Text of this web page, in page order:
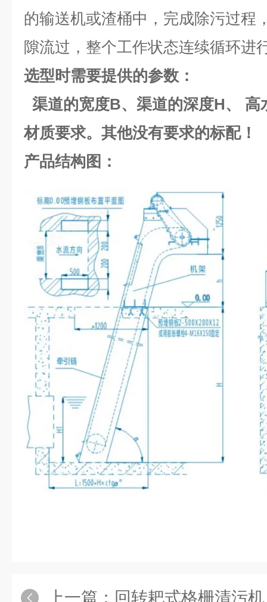
的输送机或渣桶中，完成除污过程
隙流过，整个工作状态连续循环进
选型时需要提供的参数：
渠道的宽度B、渠道的深度H、
材质要求。其他没有要求的标配！
产品结构图：
上一篇： 回转耙式格栅清污机